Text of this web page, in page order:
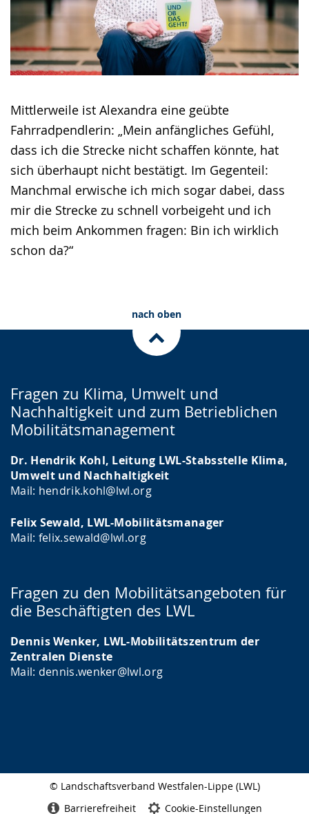
Mittlerweile ist Alexandra eine geübte
Fahrradpendlerin: „Mein anfängliches Gefühl,
dass ich die Strecke nicht schaffen könnte, hat
sich überhaupt nicht bestätigt. Im Gegenteil:
Manchmal erwische ich mich sogar dabei, dass
mir die Strecke zu schnell vorbeigeht und ich
mich beim Ankommen fragen: Bin ich wirklich
schon da?“
nach oben
Fragen zu Klima, Umwelt und
Nachhaltigkeit und zum Betrieblichen
Mobilitätsmanagement
Dr. Hendrik Kohl, Leitung LWL-Stabsstelle Klima,
Umwelt und Nachhaltigkeit
Mail: hendrik.kohl@lwl.org
Felix Sewald, LWL-Mobilitätsmanager
Mail: felix.sewald@lwl.org
Fragen zu den Mobilitätsangeboten für
die Beschäftigten des LWL
Dennis Wenker, LWL-Mobilitätszentrum der
Zentralen Dienste
Mail: dennis.wenker@lwl.org
© Landschaftsverband Westfalen-Lippe (LWL)
Barrierefreiheit Cookie-Einstellungen